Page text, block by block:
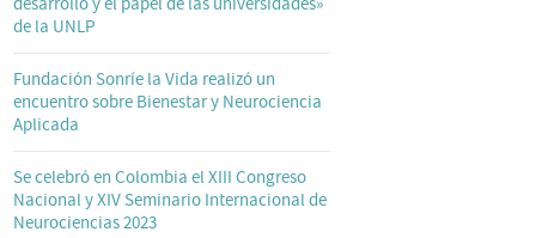
de la UNLP
Fundación Sonríe la Vida realizó un
encuentro sobre Bienestar y Neurociencia
Aplicada
Se celebró en Colombia el XIII Congreso
Nacional y XIV Seminario Internacional de
Neurociencias 2023